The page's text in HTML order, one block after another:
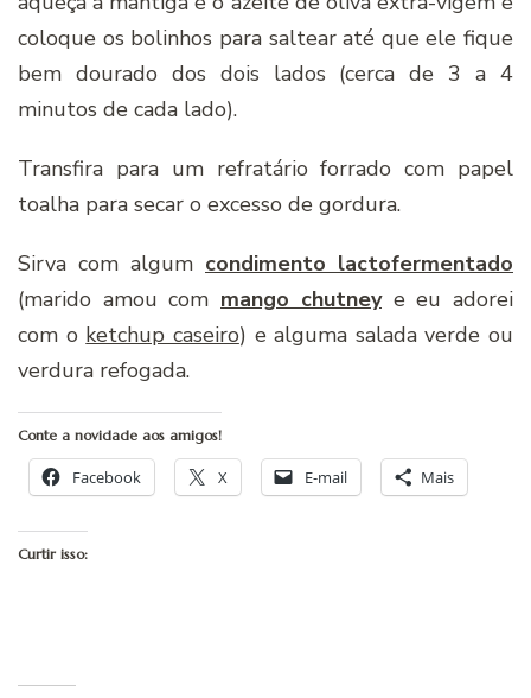
coloque os bolinhos para saltear até que ele fique
bem dourado dos dois lados (cerca de 3 a 4
minutos de cada lado).
Transfira para um refratário forrado com papel
toalha para secar o excesso de gordura.
Sirva com algum condimento lactofermentado
(marido amou com mango chutneye eu adorei
com o ketchup caseiro) e alguma salada verde ou
verdura refogada.
Conte a novidade aos amigos!
Facebook X E-mail Mais
Curtir isso: